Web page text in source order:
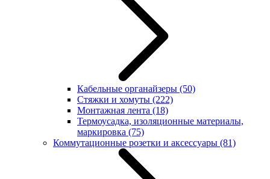
Кабельные органайзеры (50)
Стяжки и хомуты (222)
Монтажная лента (18)
Термоусадка, изоляционные материалы,
маркировка (75)
Коммутационные розетки и аксессуары (81)